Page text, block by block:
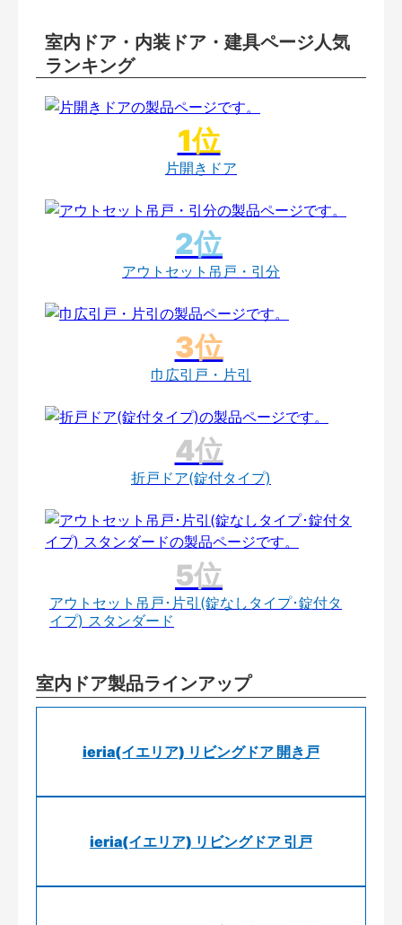
室内ドア・内装ドア・建具ページ人気
ランキング
片開きドア
アウトセット吊戸・引分
巾広引戸・片引
折戸ドア(錠付タイプ)
アウトセット吊戸･片引(錠なしタイプ･錠付タ
イプ) スタンダード
室内ドア製品ラインアップ
ieria(イエリア) リビングドア 開き戸
ieria(イエリア) リビングドア 引戸